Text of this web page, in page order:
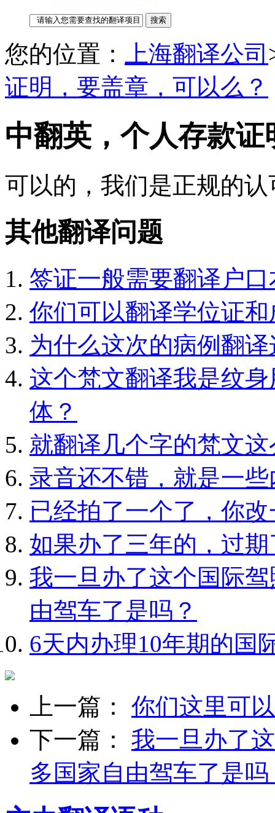
您的位置： 上海翻译公司
证明，要盖章，可以么？
中翻英，个人存款
可以的，我们是正规的
其他翻译问题
签证一般需要翻译户
你们可以翻译学位证
为什么这次的病例翻
这个梵文翻译我是纹
体？
就翻译几个字的梵文
录音还不错，就是一
已经拍了一个了，你
如果办了三年的，过
我一旦办了这个国际
由驾车了是吗？
6天内办理10年期的国
上一篇： 你们这里可
下一篇： 我一旦办了
多国家自由驾车了是吗